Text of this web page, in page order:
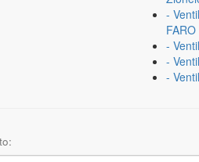
-
FARO
-
-
-